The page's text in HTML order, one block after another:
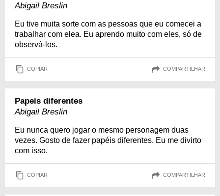
Abigail Breslin
Eu tive muita sorte com as pessoas que eu comecei a
trabalhar com elea. Eu aprendo muito com eles, só de
observá-los.
COPIAR COMPARTILHAR
Papeis diferentes
Abigail Breslin
Eu nunca quero jogar o mesmo personagem duas
vezes. Gosto de fazer papéis diferentes. Eu me divirto
com isso.
COPIAR COMPARTILHAR